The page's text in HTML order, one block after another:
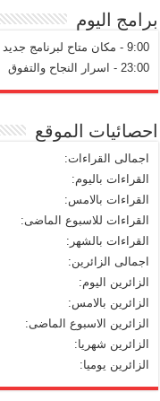
برامج اليوم
9:00 - مكان متاح لبرنامج جديد
23:00 - اسرار النجاح والتفوق
احصائيات الموقع
اجمالى القراءات:
القراءات باليوم:
القراءات بالامس:
القراءات للاسبوع الماضى:
القراءات بالشهر:
اجمالى الزائرين:
الزائرين اليوم:
الزائرين بالامس:
الزائرين الاسبوع الماضى:
الزائرين شهريا:
الزائرين يوميا: